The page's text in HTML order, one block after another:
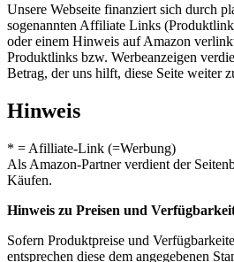
Unsere Webseite finanziert sich durch
sogenannten Affiliate Links
oder einem Hinweis auf Amazon
Produktlinks bzw. Werbeanzeigen
Betrag, der uns hilft, diese Seite weiter
Hinweis
* = Afilliate-Link (=Werbung)
Als Amazon-Partner verdient der
Käufen.
Hinweis zu Preisen und
Sofern Produktpreise und
entsprechen diese dem angegebenen